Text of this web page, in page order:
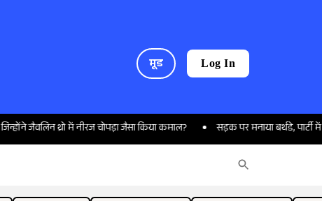
मूड Log In
थ्रो में नीरज चोपड़ा जैसा किया कमाल? सड़क पर मनाया बर्थडे, पार्टी में की